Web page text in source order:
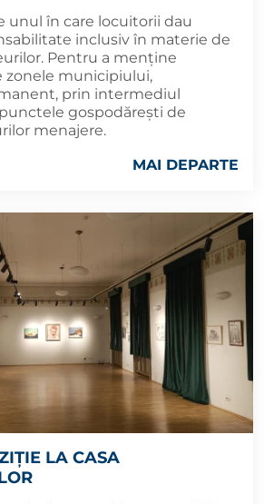
unul în care locuitorii dau
inclusiv în materie de
Pentru a menține
zonele municipiului,
prin intermediul
gospodărești de
menajere.
MAI DEPARTE
LA CASA